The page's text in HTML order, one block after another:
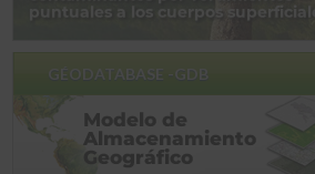
GÉODATABASE -GDB